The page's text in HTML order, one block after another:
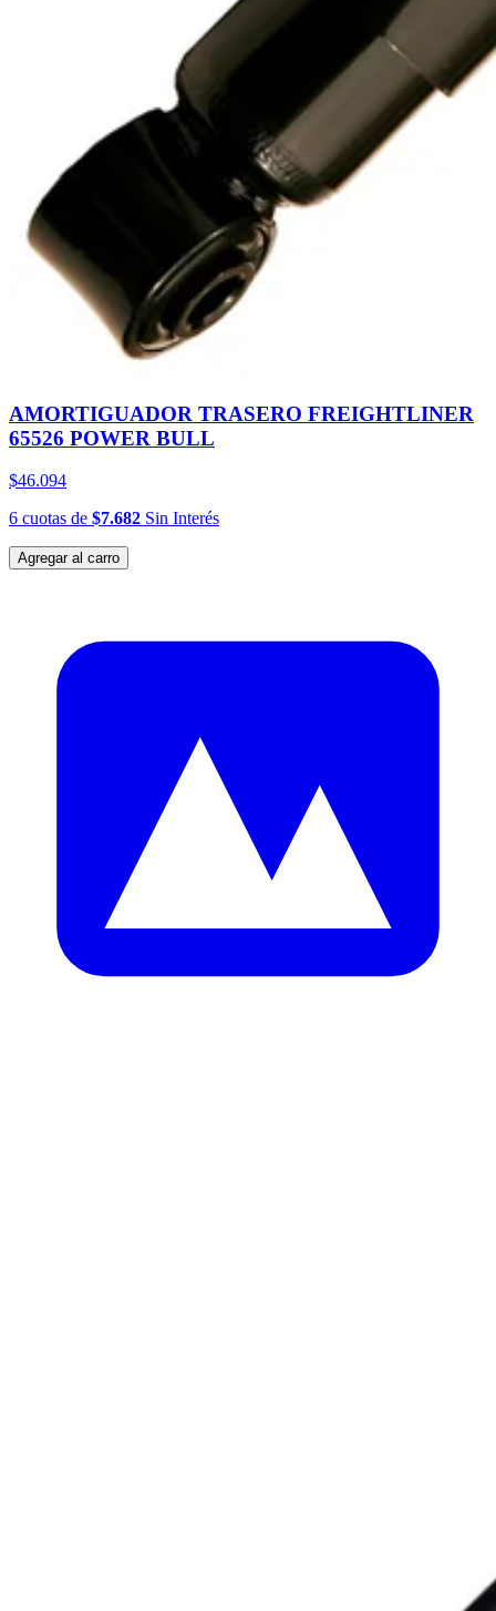
AMORTIGUADOR TRASERO FREIGHTLINER
65526 POWER BULL
$46.094
6 cuotas de $7.682 Sin Interés
Agregar al carro